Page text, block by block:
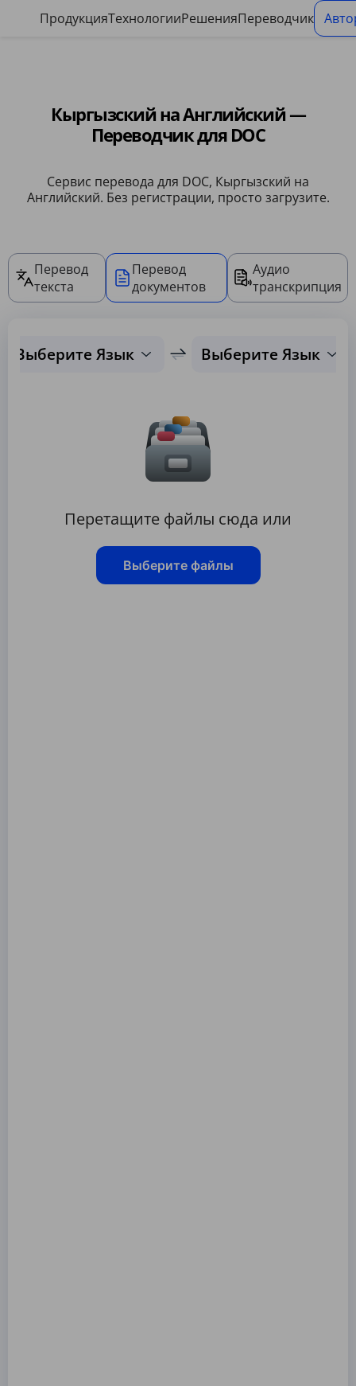
ПродукцияТехнологииРешенияПереводчик
Кыргызский на Английский —
Переводчик для DOC
Сервис перевода для DOC, Кыргызский на
Английский. Без регистрации, просто загрузите.
Перевод
текста
Перевод
документов
Аудио
транскрипция
Выберите Язык Выберите Язык
Перетащите файлы сюда или
Выберите файлы